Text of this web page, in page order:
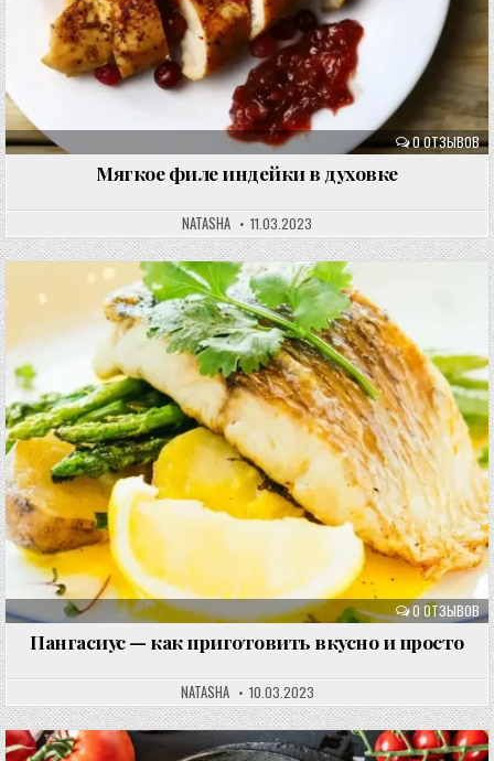
0 ОТЗЫВОВ
Мягкое филе индейки в духовке
NATASHA 11.03.2023
0 ОТЗЫВОВ
Пангасиус — как приготовить вкусно и просто
NATASHA 10.03.2023